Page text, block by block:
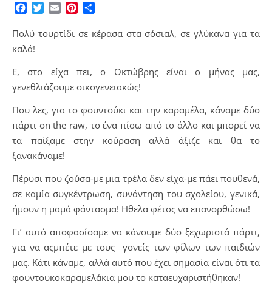
Facebook
TwitterEmailPinterest
Πολύ τουρτίδι σε κέρασα στα σόσιαλ, σε γλύκανα για τα
καλά!
Ε, στο είχα πει, ο Οκτώβρης είναι ο μήνας μας,
γενεθλιάζουμε οικογενειακώς!
Που λες, για το φουντούκι και την καραμέλα, κάναμε δύο
πάρτι on the raw, το ένα πίσω από το άλλο και μπορεί να
τα παίξαμε στην κούραση αλλά άξιζε και θα το
ξανακάναμε!
Πέρυσι που ζούσα-με μια τρέλα δεν είχα-με πάει πουθενά,
σε καμία συγκέντρωση, συνάντηση του σχολείου, γενικά,
ήμουν η μαμά φάντασμα! Ηθελα φέτος να επανορθώσω!
Γι’ αυτό αποφασίσαμε να κάνουμε δύο ξεχωριστά πάρτι,
για να αςμπέτε με τους γονείς των φίλων των παιδιών
μας. Κάτι κάναμε, αλλά αυτό που έχει σημασία είναι ότι τα
φουντουκοκαραμελάκια μου το καταευχαριστήθηκαν!